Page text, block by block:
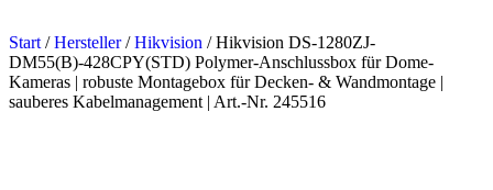
Start /Hersteller/Hikvision / Hikvision DS-1280ZJ-
DM55(B)-428CPY(STD) Polymer-Anschlussbox für Dome-
Kameras | robuste Montagebox für Decken- & Wandmontage |
sauberes Kabelmanagement | Art.-Nr. 245516